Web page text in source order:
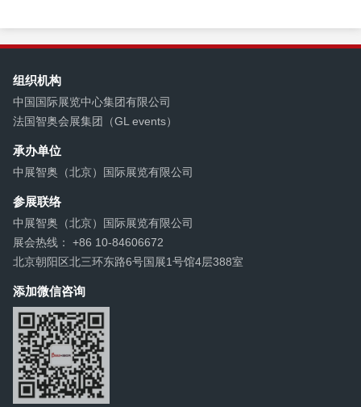
组织机构
中国国际展览中心集团有限公司
法国智奥会展集团（GL events）
承办单位
中展智奥（北京）国际展览有限公司
参展联络
中展智奥（北京）国际展览有限公司
展会热线： +86 10-84606672
北京朝阳区北三环东路6号国展1号馆4层388室
添加微信咨询